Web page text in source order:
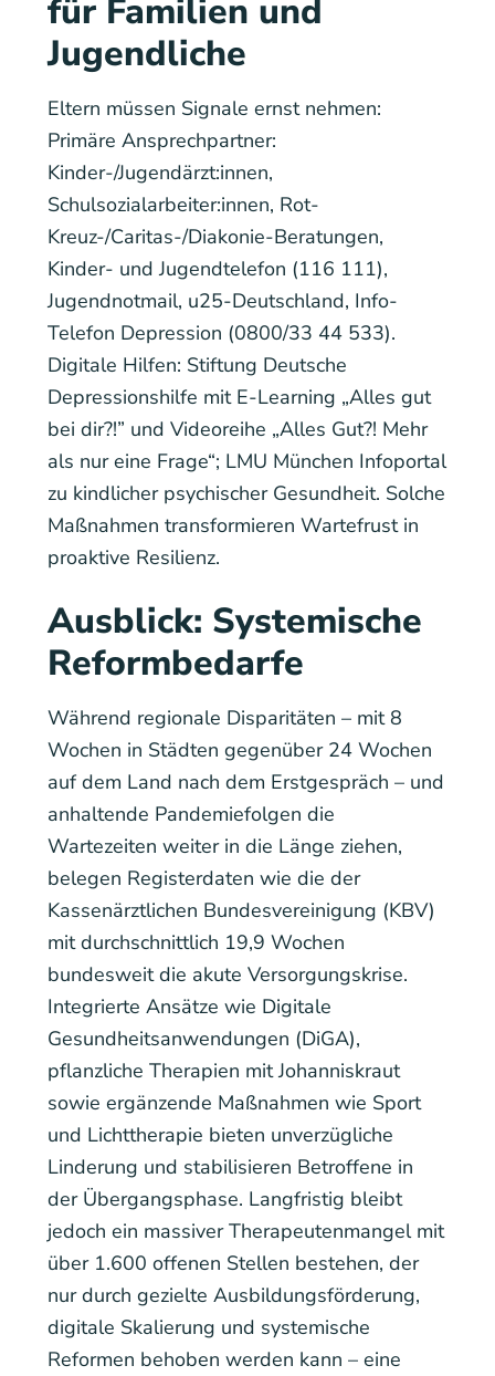
für Familien und
Jugendliche
Eltern müssen Signale ernst nehmen:
Primäre Ansprechpartner:
Kinder-/Jugendärzt:innen,
Schulsozialarbeiter:innen, Rot-
Kreuz-/Caritas-/Diakonie-Beratungen,
Kinder- und Jugendtelefon (116 111),
Jugendnotmail, u25-Deutschland, Info-
Telefon Depression (0800/33 44 533).
Digitale Hilfen: Stiftung Deutsche
Depressionshilfe mit E-Learning „Alles gut
bei dir?!” und Videoreihe „Alles Gut?! Mehr
als nur eine Frage“; LMU München Infoportal
zu kindlicher psychischer Gesundheit. Solche
Maßnahmen transformieren Wartefrust in
proaktive Resilienz.
Ausblick: Systemische
Reformbedarfe
Während regionale Disparitäten – mit 8
Wochen in Städten gegenüber 24 Wochen
auf dem Land nach dem Erstgespräch – und
anhaltende Pandemiefolgen die
Wartezeiten weiter in die Länge ziehen,
belegen Registerdaten wie die der
Kassenärztlichen Bundesvereinigung (KBV)
mit durchschnittlich 19,9 Wochen
bundesweit die akute Versorgungskrise.
Integrierte Ansätze wie Digitale
Gesundheitsanwendungen (DiGA),
pflanzliche Therapien mit Johanniskraut
sowie ergänzende Maßnahmen wie Sport
und Lichttherapie bieten unverzügliche
Linderung und stabilisieren Betroffene in
der Übergangsphase. Langfristig bleibt
jedoch ein massiver Therapeutenmangel mit
über 1.600 offenen Stellen bestehen, der
nur durch gezielte Ausbildungsförderung,
digitale Skalierung und systemische
Reformen behoben werden kann – eine